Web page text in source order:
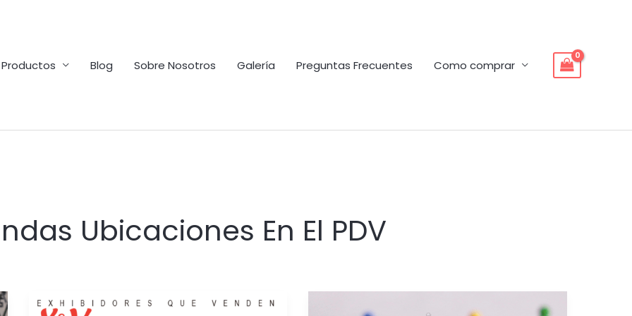
Productos
Blog Sobre Nosotros Galería Preguntas Frecuentes Como comprar
Ubicaciones En El PDV